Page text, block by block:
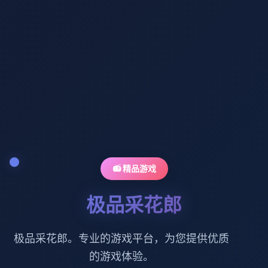
📻 精品游戏
极品采花郎
极品采花郎。专业的游戏平台，为您提供优质
的游戏体验。